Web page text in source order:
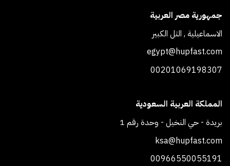
جمهورية مصر العربية
الاسماعيلية , التل الكبير
egypt@hupfast.com
00201069198307
المملكة العربية السعودية
بريدة - حي النخيل - وحدة رقم 1
ksa@hupfast.com
00966550055191